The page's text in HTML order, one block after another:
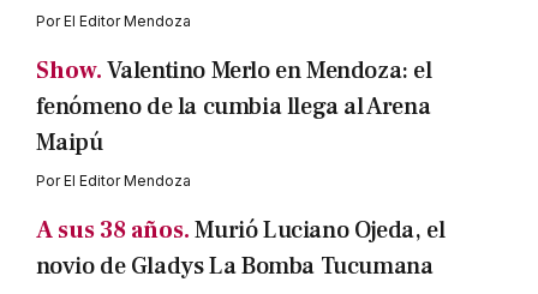
PorEl Editor Mendoza
Show.Valentino Merlo en Mendoza: el
fenómeno de la cumbia llega al Arena
Maipú
PorEl Editor Mendoza
A sus 38 años.Murió Luciano Ojeda, el
novio de Gladys La Bomba Tucumana